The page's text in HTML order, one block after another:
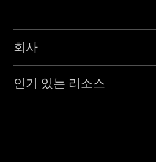
회사
인기 있는 리소스